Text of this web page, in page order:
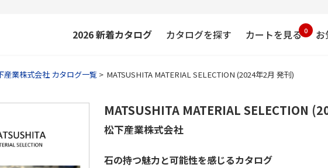
2026新着カタログ カタログを探す カートを見る 0 お
産業株式会社 カタログ一覧 MATSUSHITA MATERIAL SELECTION (2024年2月 発刊)
MATSUSHITA MATERIAL SELECTION
松下産業株式会社
石の持つ魅力と可能性を感じるカタログ